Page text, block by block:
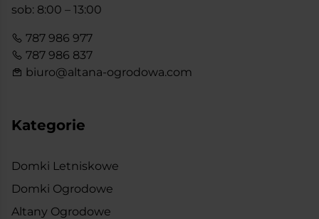
sob: 8:00 – 13:00
787 986 977
787 986 837
biuro@altana-ogrodowa.com
Kategorie
Domki Letniskowe
Domki Ogrodowe
Altany Ogrodowe